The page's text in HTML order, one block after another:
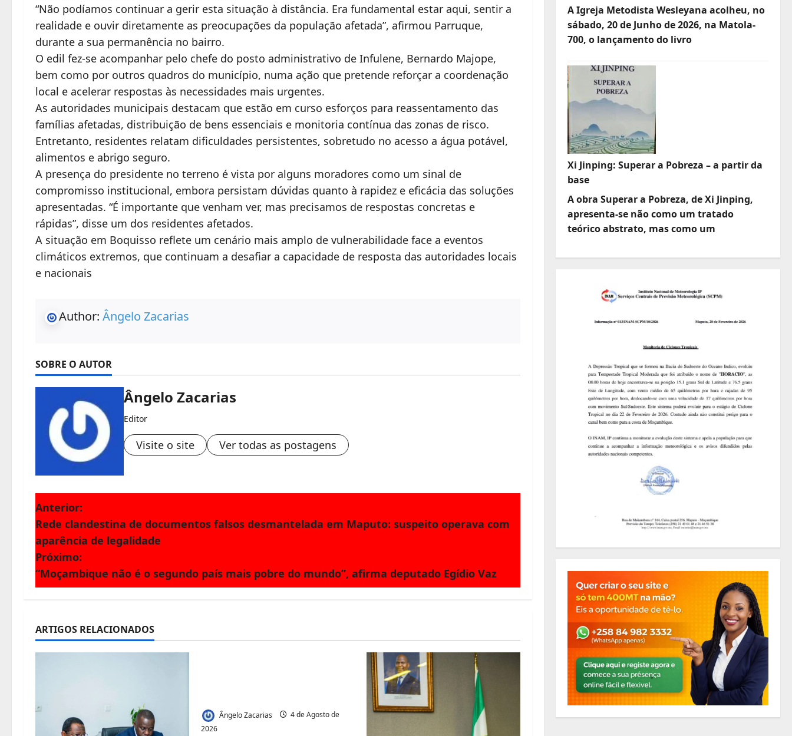
“Não podíamos continuar a gerir esta situação à distância. Era fundamental estar aqui, sentir a
realidade e ouvir diretamente as preocupações da população afetada”, afirmou Parruque,
durante a sua permanência no bairro.
O edil fez-se acompanhar pelo chefe do posto administrativo de Infulene, Bernardo Majope,
bem como por outros quadros do município, numa ação que pretende reforçar a coordenação
local e acelerar respostas às necessidades mais urgentes.
As autoridades municipais destacam que estão em curso esforços para reassentamento das
famílias afetadas, distribuição de bens essenciais e monitoria contínua das zonas de risco.
Entretanto, residentes relatam dificuldades persistentes, sobretudo no acesso a água potável,
alimentos e abrigo seguro.
A presença do presidente no terreno é vista por alguns moradores como um sinal de
compromisso institucional, embora persistam dúvidas quanto à rapidez e eficácia das soluções
apresentadas. “É importante que venham ver, mas precisamos de respostas concretas e
rápidas”, disse um dos residentes afetados.
A situação em Boquisso reflete um cenário mais amplo de vulnerabilidade face a eventos
climáticos extremos, que continuam a desafiar a capacidade de resposta das autoridades locais
e nacionais
Author: Ângelo Zacarias
SOBRE O AUTOR
Ângelo Zacarias
Editor
Visite o site Ver todas as postagens
N
a
v
e
a
ç
o
Anterior:
Rede clandestina de documentos falsos desmantelada em Maputo: suspeito operava com
aparência de legalidade
Próximo:
“Moçambique não é o segundo país mais pobre do mundo”, afirma deputado Egídio Vaz
ARTIGOS RELACIONADOS
Ângelo Zacarias
4 de Agosto de
2026
A Igreja Metodista Wesleyana acolheu, no
sábado, 20 de Junho de 2026, na Matola-
700, o lançamento do livro
Xi Jinping: Superar a Pobreza – a partir da
base
A obra Superar a Pobreza, de Xi Jinping,
apresenta-se não como um tratado
teórico abstrato, mas como um